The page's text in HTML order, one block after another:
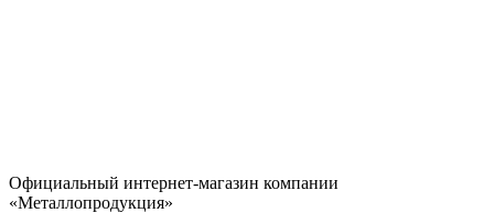
Официальный интернет-магазин компании
«Металлопродукция»